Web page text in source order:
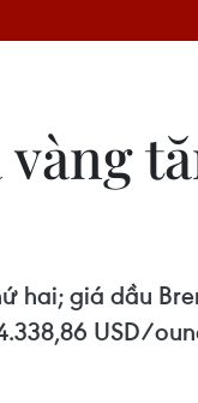
giá dầu
USD/